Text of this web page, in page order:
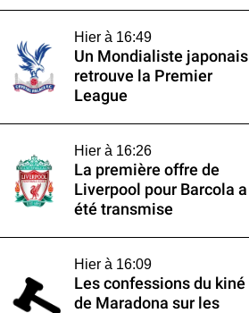
Hier à 16:49
Un Mondialiste japonais
retrouve la Premier
League
Hier à 16:26
La première offre de
Liverpool pour Barcola a
été transmise
Hier à 16:09
Les confessions du kiné
de Maradona sur les